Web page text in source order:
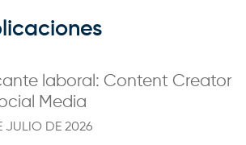
laboral: Content Creator
Media
JULIO DE 2026